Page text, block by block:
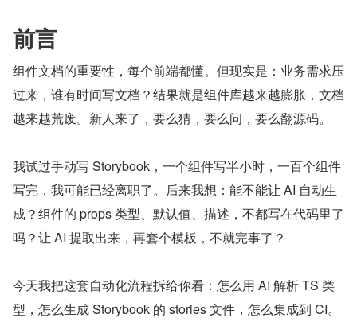
前言
组件文档的重要性，每个前端都懂。但现实是：业务需求压
过来，谁有时间写文档？结果就是组件库越来越膨胀，文档
越来越荒废。新人来了，要么猜，要么问，要么翻源码。
我试过手动写 Storybook，一个组件写半小时，一百个组件
写完，我可能已经离职了。后来我想：能不能让 AI 自动生
成？组件的 props 类型、默认值、描述，不都写在代码里了
吗？让 AI 提取出来，再套个模板，不就完事了？
今天我把这套自动化流程拆给你看：怎么用 AI 解析 TS 类
型，怎么生成 Storybook 的 stories 文件，怎么集成到 CI。